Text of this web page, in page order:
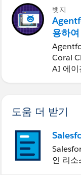
뱃지
용하
Coral
AI 에이
도움 더 받기
인 리